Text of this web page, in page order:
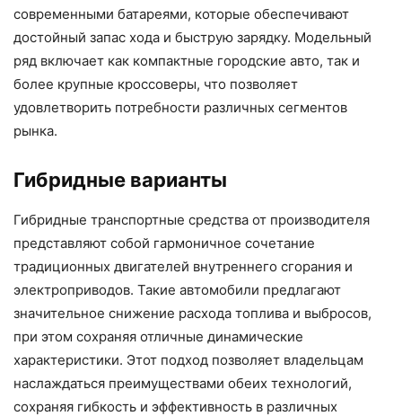
современными батареями, которые обеспечивают
достойный запас хода и быструю зарядку. Модельный
ряд включает как компактные городские авто, так и
более крупные кроссоверы, что позволяет
удовлетворить потребности различных сегментов
рынка.
Гибридные варианты
Гибридные транспортные средства от производителя
представляют собой гармоничное сочетание
традиционных двигателей внутреннего сгорания и
электроприводов. Такие автомобили предлагают
значительное снижение расхода топлива и выбросов,
при этом сохраняя отличные динамические
характеристики. Этот подход позволяет владельцам
наслаждаться преимуществами обеих технологий,
сохраняя гибкость и эффективность в различных